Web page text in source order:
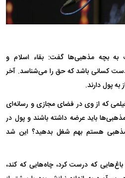
به بچه مذهبی‌ها گفت: بقاء اسلام و
کسانی باشد که حق را می‌شناسد. آخر
به پول دارند.
که از وی در فضای مجازی و رسانه‌ای
باید عرضه داشته باشند و پول در
مذهبی هستم بهم شغل بدهید؟ این شد
که درست کرد، چاه‌هایی که کند،